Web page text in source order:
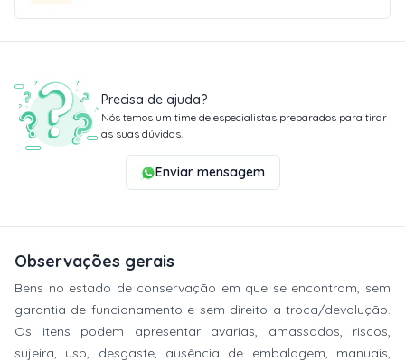
Precisa de ajuda?
Nós temos um time de especialistas preparados para tirar
as suas dúvidas.
Enviar mensagem
Observações gerais
Bens no estado de conservação em que se encontram, sem
garantia de funcionamento e sem direito a troca/devolução.
Os itens podem apresentar avarias, amassados, riscos,
sujeira, uso, desgaste, ausência de embalagem, manuais,